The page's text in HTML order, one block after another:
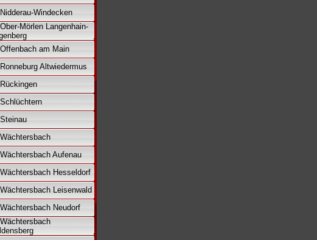
Windecken
Mörlen Langenhain-
am Main
Altwiedermus
Aufenau
Hesseldorf
Leisenwald
Neudorf